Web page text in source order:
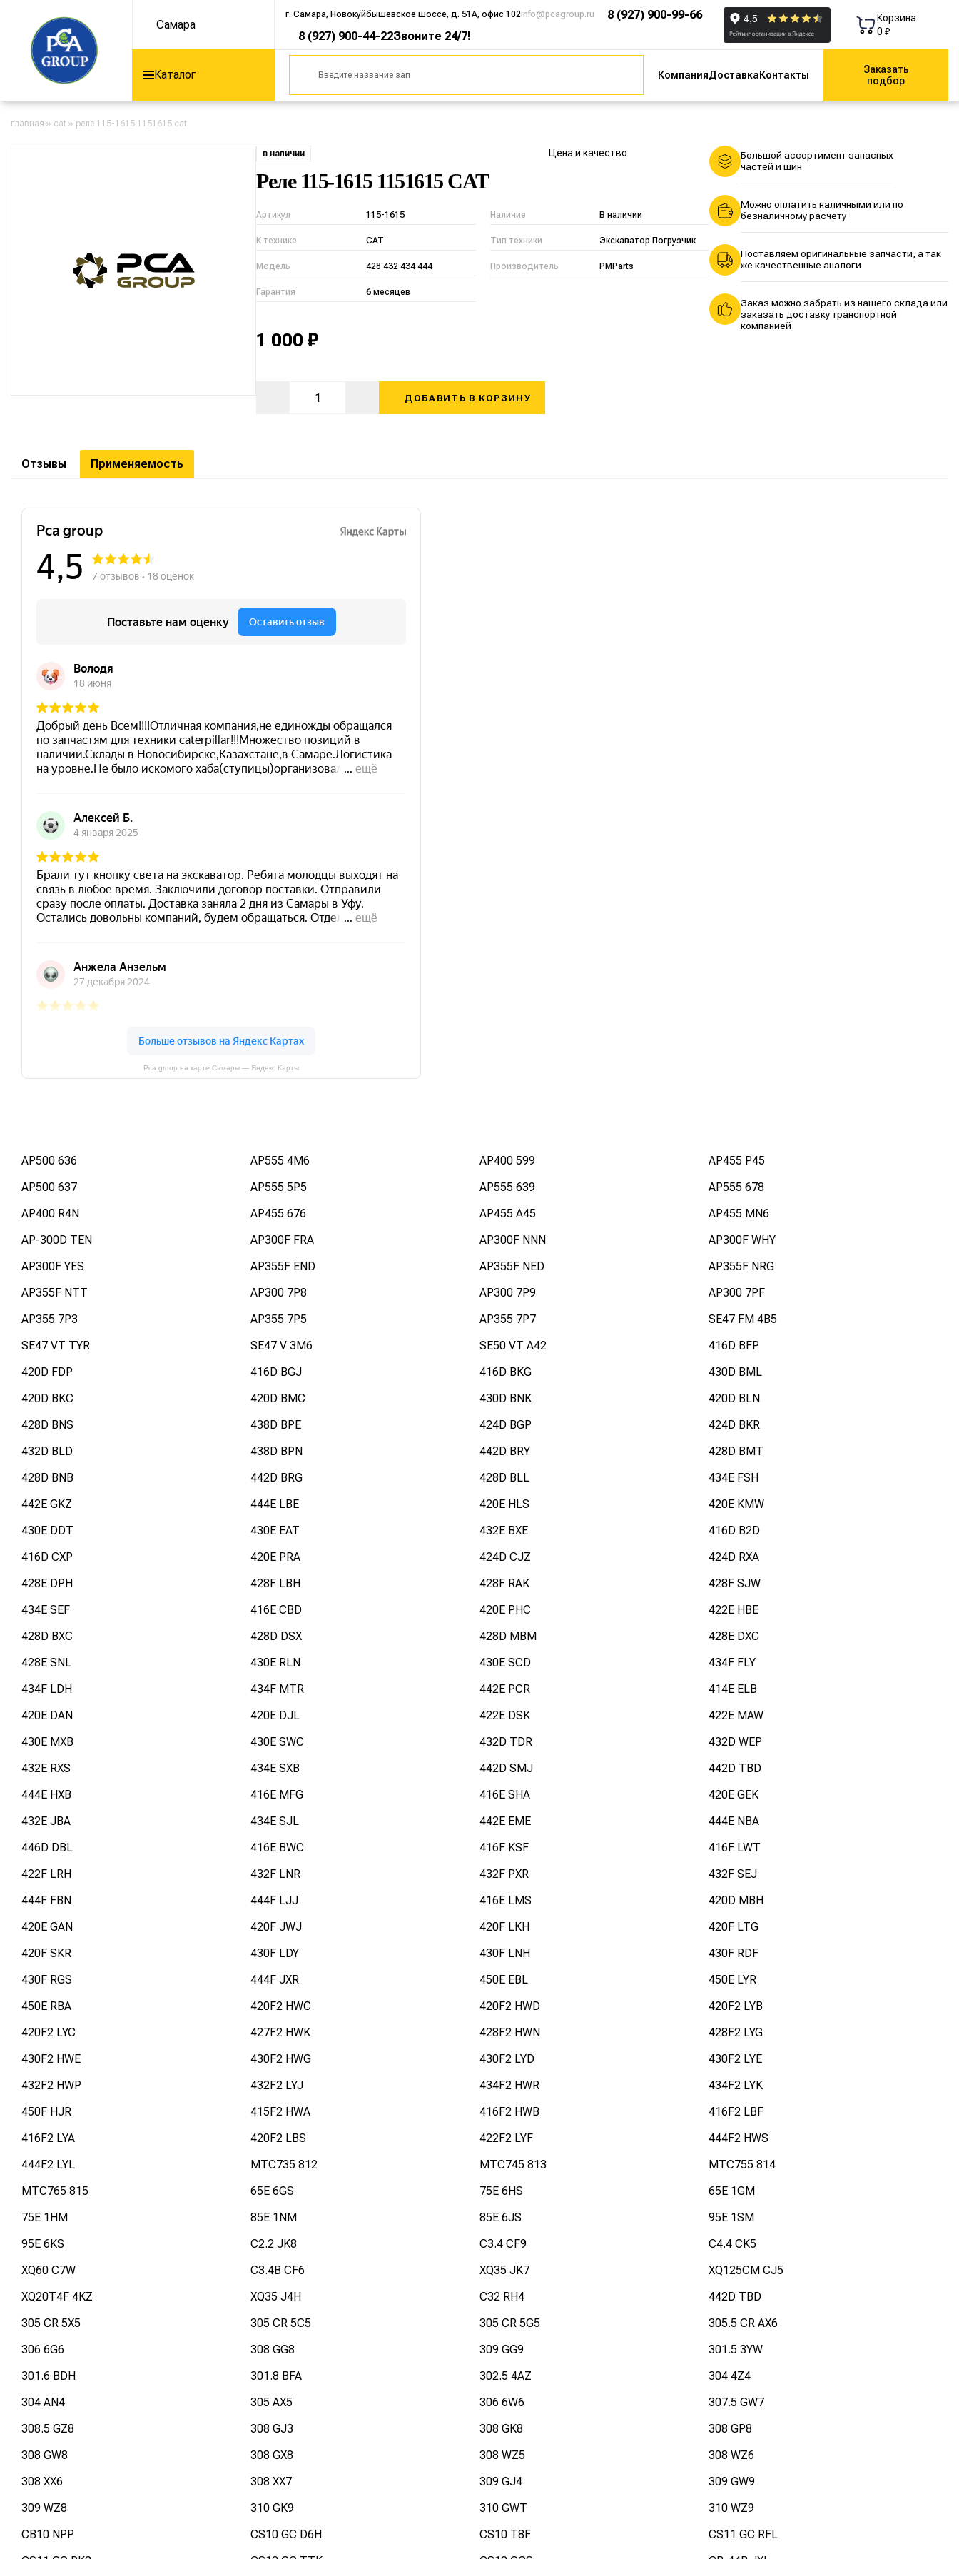
Самара
г. Самара, Новокуйбышевское шоссе, д. 51А, офис 102info@pcagroup.ru
8 (927) 900-99-66
8 (927) 900-44-22Звоните 24/7!
Корзина
0 ₽
Каталог КомпанияДоставкаКонтакты
Заказать
подбор
главная » cat » реле 115-1615 1151615 cat
в наличии Цена и качество
Реле 115-1615 1151615 CAT
Артикул 115-1615 Наличие В наличии
К технике CAT Тип техники Экскаватор Погрузчик
Модель 428 432 434 444 Производитель PMParts
Гарантия 6 месяцев
1 000 ₽
ДОБАВИТЬ В КОРЗИНУ
Большой ассортимент запасных
частей и шин
Можно оплатить наличными или по
безналичному расчету
Поставляем оригинальные запчасти, а так
же качественные аналоги
Заказ можно забрать из нашего склада или
заказать доставку транспортной
компанией
Отзывы Применяемость
Pca group на карте Самары — Яндекс Карты
AP500 636 AP555 4M6 AP400 599
AP455 P45
AP500 637
AP555 5P5 AP555 639
AP555 678
AP400 R4N
AP455 676 AP455 A45
AP455 MN6
AP-300D TEN
AP300F FRA AP300F NNN
AP300F WHY
AP300F YES
AP355F END AP355F NED
AP355F NRG
AP355F NTT
AP300 7P8 AP300 7P9
AP300 7PF
AP355 7P3
AP355 7P5 AP355 7P7
SE47 FM 4B5
SE47 VT TYR
SE47 V 3M6 SE50 VT A42
416D BFP
420D FDP
416D BGJ 416D BKG
430D BML
420D BKC
420D BMC 430D BNK
420D BLN
428D BNS
438D BPE 424D BGP
424D BKR
432D BLD
438D BPN 442D BRY
428D BMT
428D BNB
442D BRG 428D BLL
434E FSH
442E GKZ
444E LBE 420E HLS
420E KMW
430E DDT
430E EAT 432E BXE
416D B2D
416D CXP
420E PRA 424D CJZ
424D RXA
428E DPH
428F LBH 428F RAK
428F SJW
434E SEF
416E CBD 420E PHC
422E HBE
428D BXC
428D DSX 428D MBM
428E DXC
428E SNL
430E RLN 430E SCD
434F FLY
434F LDH
434F MTR 442E PCR
414E ELB
420E DAN
420E DJL 422E DSK
422E MAW
430E MXB
430E SWC 432D TDR
432D WEP
432E RXS
434E SXB 442D SMJ
442D TBD
444E HXB
416E MFG 416E SHA
420E GEK
432E JBA
434E SJL 442E EME
444E NBA
446D DBL
416E BWC 416F KSF
416F LWT
422F LRH
432F LNR 432F PXR
432F SEJ
444F FBN
444F LJJ 416E LMS
420D MBH
420E GAN
420F JWJ 420F LKH
420F LTG
420F SKR
430F LDY 430F LNH
430F RDF
430F RGS
444F JXR 450E EBL
450E LYR
450E RBA
420F2 HWC 420F2 HWD
420F2 LYB
420F2 LYC
427F2 HWK 428F2 HWN
428F2 LYG
430F2 HWE
430F2 HWG 430F2 LYD
430F2 LYE
432F2 HWP
432F2 LYJ 434F2 HWR
434F2 LYK
450F HJR
415F2 HWA 416F2 HWB
416F2 LBF
416F2 LYA
420F2 LBS 422F2 LYF
444F2 HWS
444F2 LYL
MTC735 812 MTC745 813
MTC755 814
MTC765 815
65E 6GS 75E 6HS
65E 1GM
75E 1HM
85E 1NM 85E 6JS
95E 1SM
95E 6KS
C2.2 JK8 C3.4 CF9
C4.4 CK5
XQ60 C7W
C3.4B CF6 XQ35 JK7
XQ125CM CJ5
XQ20T4F 4KZ
XQ35 J4H C32 RH4
442D TBD
305 CR 5X5
305 CR 5C5 305 CR 5G5
305.5 CR AX6
306 6G6
308 GG8 309 GG9
301.5 3YW
301.6 BDH
301.8 BFA 302.5 4AZ
304 4Z4
304 AN4
305 AX5 306 6W6
307.5 GW7
308.5 GZ8
308 GJ3 308 GK8
308 GP8
308 GW8
308 GX8 308 WZ5
308 WZ6
308 XX6
308 XX7 309 GJ4
309 GW9
309 WZ8
310 GK9 310 GWT
310 WZ9
CB10 NPP
CS10 GC D6H CS10 T8F
CS11 GC RFL